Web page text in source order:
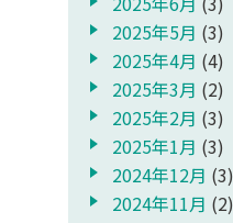
2025年5月 (3)
2025年4月 (4)
2025年3月 (2)
2025年2月 (3)
2025年1月 (3)
2024年12月 (3)
2024年11月 (2)